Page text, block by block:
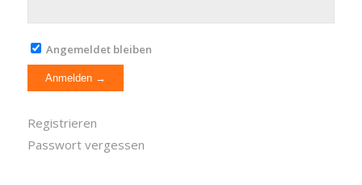
Angemeldet bleiben
Registrieren
Passwort vergessen